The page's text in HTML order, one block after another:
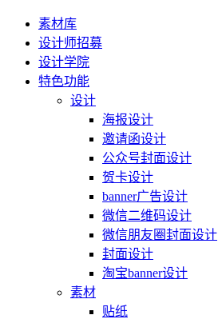
素材库
设计师招募
设计学院
特色功能
设计
海报设计
邀请函设计
公众号封面设计
贺卡设计
banner广告设计
微信二维码设计
微信朋友圈封面设计
封面设计
淘宝banner设计
素材
贴纸